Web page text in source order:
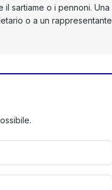
sartiame o i pennoni. Una
o a un rappresentante